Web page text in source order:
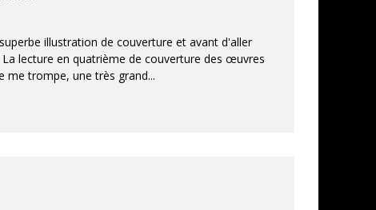
illustration de couverture et avant d'aller
lecture en quatrième de couverture des œuvres
me trompe, une très grand...